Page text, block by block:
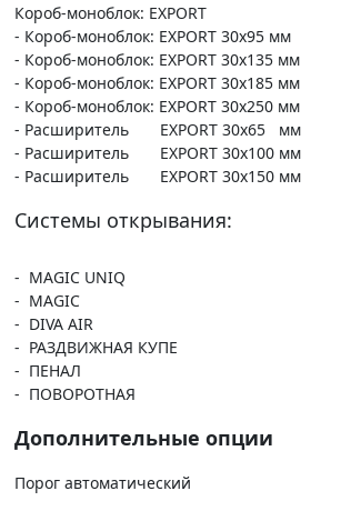
Короб-моноблок: EXPORT
- Короб-моноблок: EXPORT 30х95 мм
- Короб-моноблок: EXPORT 30х135 мм
- Короб-моноблок: EXPORT 30х185 мм
- Короб-моноблок: EXPORT 30х250 мм
- Расширитель EXPORT 30х65 мм
- Расширитель EXPORT 30х100 мм
- Расширитель EXPORT 30х150 мм
Системы открывания:
- MAGIC UNIQ
- MAGIC
- DIVA AIR
- РАЗДВИЖНАЯ КУПЕ
- ПЕНАЛ
- ПОВОРОТНАЯ
Дополнительные опции
Порог автоматический